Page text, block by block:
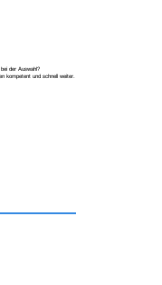
der Auswahl?
kompetent und schnell weiter.